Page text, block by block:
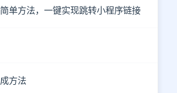
单方法，一键实现跳转小程序链接
方法